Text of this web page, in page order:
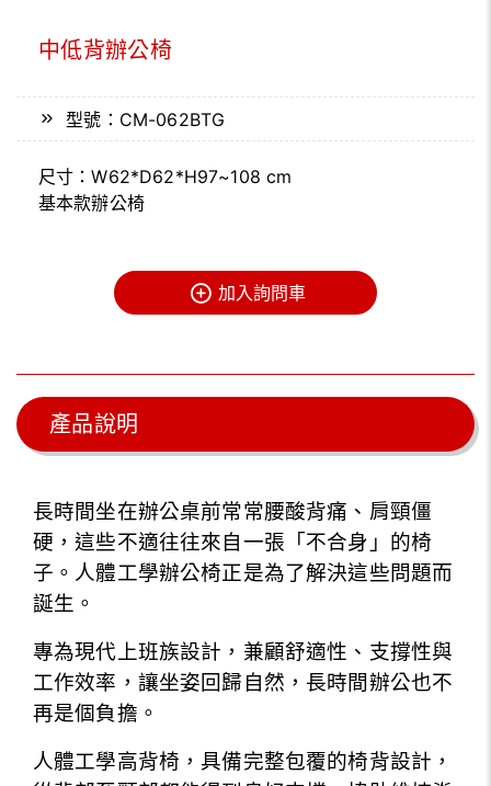
中低背辦公椅
型號：CM-062BTG
尺寸：W62*D62*H97~108 cm
基本款辦公椅
加入詢問車
產品說明
長時間坐在辦公桌前常常腰酸背痛、肩頸僵
硬，這些不適往往來自一張「不合身」的椅
子。人體工學辦公椅正是為了解決這些問題而
誕生。
專為現代上班族設計，兼顧舒適性、支撐性與
工作效率，讓坐姿回歸自然，長時間辦公也不
再是個負擔。
人體工學高背椅，具備完整包覆的椅背設計，